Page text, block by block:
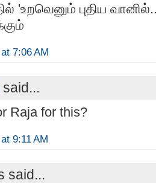
'உறவெனும் புதிய
7:06 AM
said...
Raja for this?
9:11 AM
said...